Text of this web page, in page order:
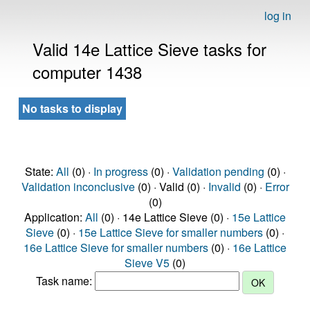
log in
Valid 14e Lattice Sieve tasks for
computer 1438
No tasks to display
State: All (0) · In progress(0) · Validation pending (0) ·
Validation inconclusive(0) · Valid (0) · Invalid (0) · Error
(0)
Application: All (0) · 14e Lattice Sieve (0) · 15e Lattice
Sieve (0) · 15e Lattice Sieve for smaller numbers (0) ·
16e Lattice Sieve for smaller numbers (0) · 16e Lattice
Sieve V5 (0)
Task name: